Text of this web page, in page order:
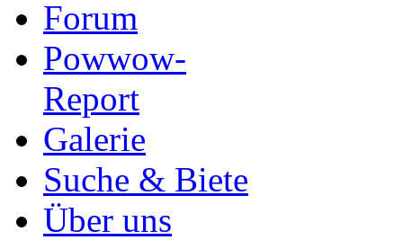
Forum
Powwow-
Report
Galerie
Suche & Biete
Über uns